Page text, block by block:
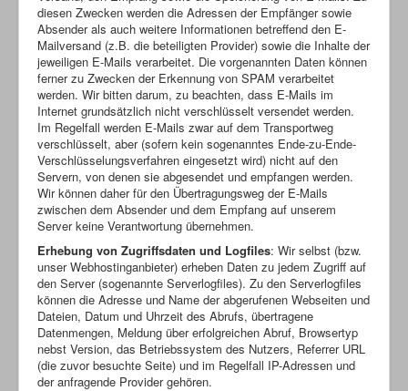
diesen Zwecken werden die Adressen der Empfänger sowie
Absender als auch weitere Informationen betreffend den E-
Mailversand (z.B. die beteiligten Provider) sowie die Inhalte der
jeweiligen E-Mails verarbeitet. Die vorgenannten Daten können
ferner zu Zwecken der Erkennung von SPAM verarbeitet
werden. Wir bitten darum, zu beachten, dass E-Mails im
Internet grundsätzlich nicht verschlüsselt versendet werden.
Im Regelfall werden E-Mails zwar auf dem Transportweg
verschlüsselt, aber (sofern kein sogenanntes Ende-zu-Ende-
Verschlüsselungsverfahren eingesetzt wird) nicht auf den
Servern, von denen sie abgesendet und empfangen werden.
Wir können daher für den Übertragungsweg der E-Mails
zwischen dem Absender und dem Empfang auf unserem
Server keine Verantwortung übernehmen.
Erhebung von Zugriffsdaten und Logfiles: Wir selbst (bzw.
unser Webhostinganbieter) erheben Daten zu jedem Zugriff auf
den Server (sogenannte Serverlogfiles). Zu den Serverlogfiles
können die Adresse und Name der abgerufenen Webseiten und
Dateien, Datum und Uhrzeit des Abrufs, übertragene
Datenmengen, Meldung über erfolgreichen Abruf, Browsertyp
nebst Version, das Betriebssystem des Nutzers, Referrer URL
(die zuvor besuchte Seite) und im Regelfall IP-Adressen und
der anfragende Provider gehören.